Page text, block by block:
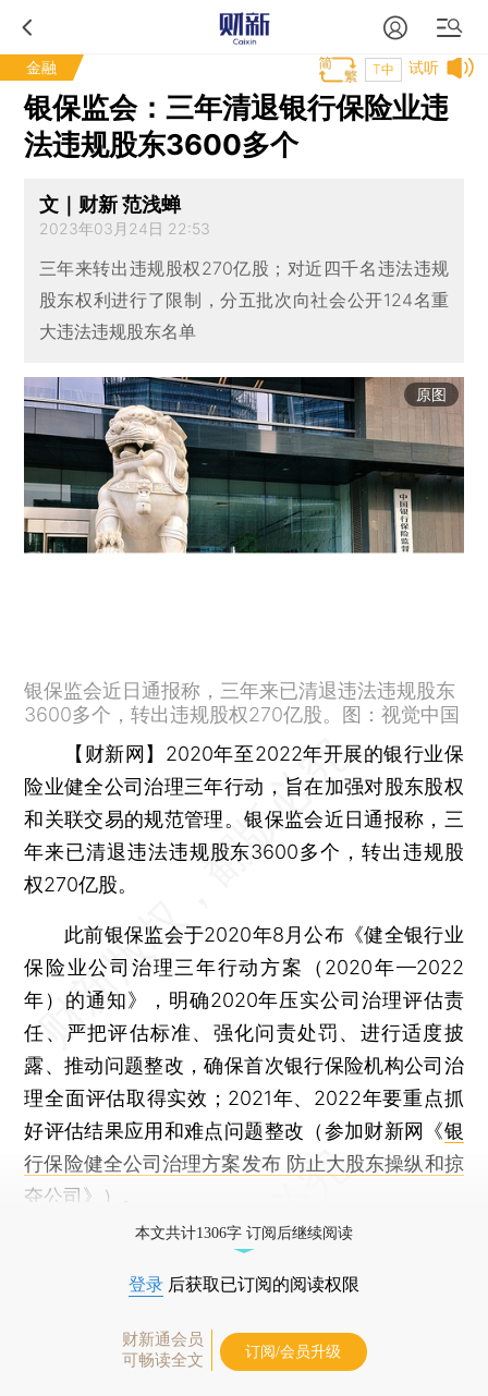
金融 试听
T中
银保监会：三年清退银行保险业违
法违规股东3600多个
文｜财新 范浅蝉
2023年03月24日 22:53
三年来转出违规股权270亿股；对近四千名违法违规
股东权利进行了限制，分五批次向社会公开124名重
大违法违规股东名单
原图
银保监会近日通报称，三年来已清退违法违规股东
3600多个，转出违规股权270亿股。图：视觉中国
【财新网】 2020年至2022年开展的银行业保
险业健全公司治理三年行动，旨在加强对股东股权
和关联交易的规范管理。银保监会近日通报称，三
年来已清退违法违规股东3600多个，转出违规股
权270亿股。
此前银保监会于2020年8月公布《健全银行业
保险业公司治理三年行动方案（2020年—2022
年）的通知》，明确2020年压实公司治理评估责
任、严把评估标准、强化问责处罚、进行适度披
露、推动问题整改，确保首次银行保险机构公司治
理全面评估取得实效；2021年、2022年要重点抓
好评估结果应用和难点问题整改（参加财新网《银
行保险健全公司治理方案发布 防止大股东操纵和掠
夺公司》）。
本文共计1306字 订阅后继续阅读
登录 后获取已订阅的阅读权限
财新通会员
可畅读全文
订阅/会员升级